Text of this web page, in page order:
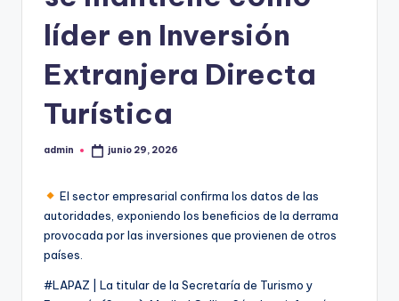
líder en Inversión
Extranjera Directa
Turística
Publicado
admin junio 29, 2026
El sector empresarial confirma los datos de las
autoridades, exponiendo los beneficios de la derrama
provocada por las inversiones que provienen de otros
países.
#LAPAZ | La titular de la Secretaría de Turismo y